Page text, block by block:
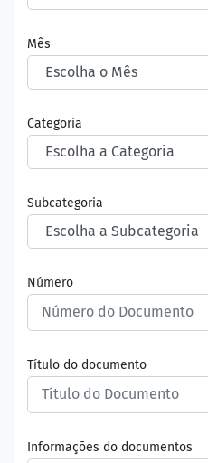
Mês
Categoria
Subcategoria
Número
Título do documento
Informações do documentos